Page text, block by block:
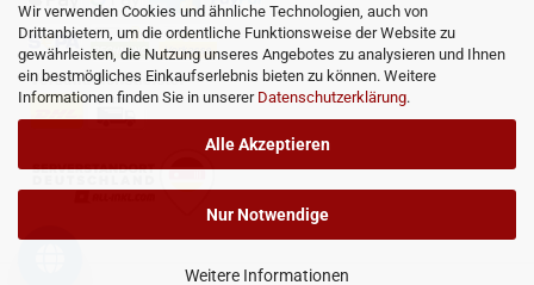
Wir verwenden Cookies und ähnliche Technologien, auch von
Drittanbietern, um die ordentliche Funktionsweise der Website zu
gewährleisten, die Nutzung unseres Angebotes zu analysieren und Ihnen
ein bestmögliches Einkaufserlebnis bieten zu können. Weitere
Informationen finden Sie in unserer Datenschutzerklärung.
Alle Akzeptieren
Nur Notwendige
Weitere Informationen